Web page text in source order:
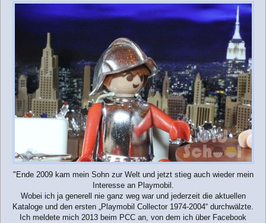
"Ende 2009 kam mein Sohn zur Welt und jetzt stieg auch wieder mein
Interesse an Playmobil.
Wobei ich ja generell nie ganz weg war und jederzeit die aktuellen
Kataloge und den ersten „Playmobil Collector 1974-2004“ durchwälzte.
Ich meldete mich 2013 beim PCC an, von dem ich über Facebook